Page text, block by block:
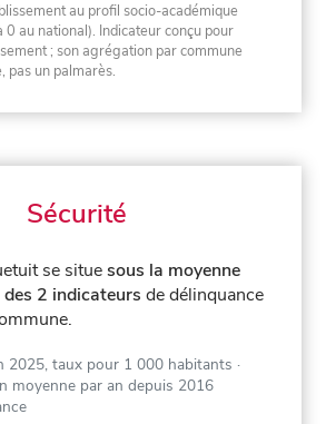
au profil socio-académique
au national). Indicateur conçu pour
; son agrégation par commune
pas un palmarès.
Sécurité
se situesous la moyenne
2 indicateurs de délinquance
2025, taux pour 1 000 habitants ·
moyenne par an depuis 2016